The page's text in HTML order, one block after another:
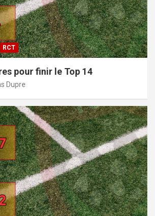
RCT
pour finir le Top 14
Dupre